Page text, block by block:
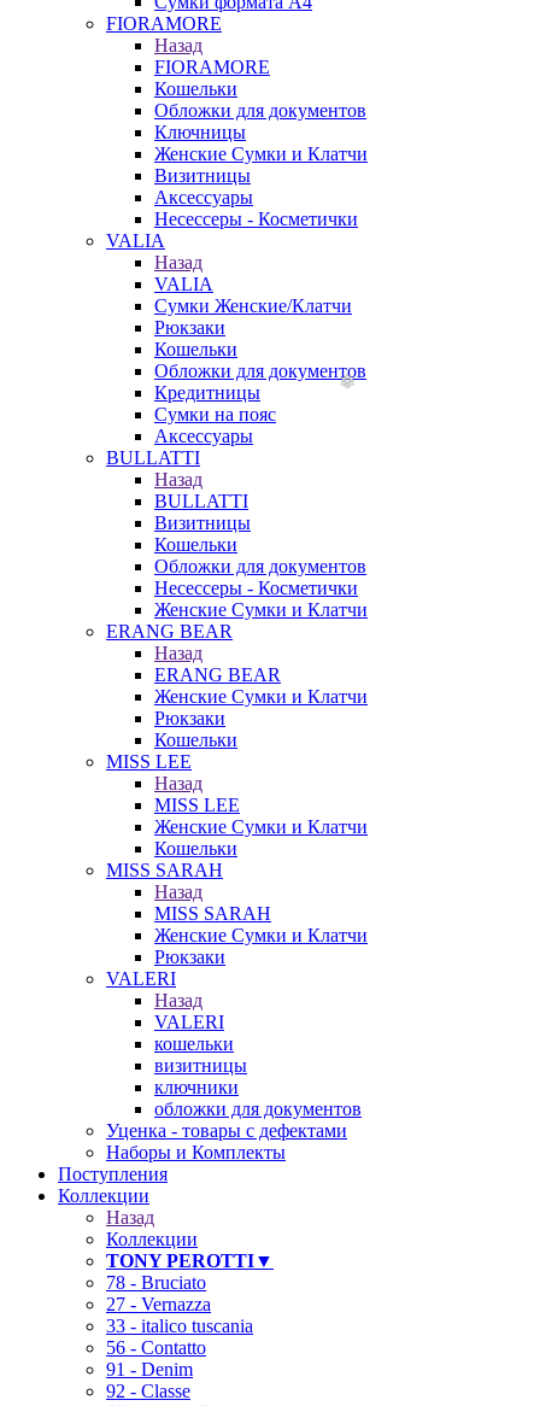
FIORAMORE
Назад
FIORAMORE
Кошельки
Обложки для документов
Ключницы
Женские Сумки и Клатчи
Визитницы
Аксессуары
Несессеры - Косметички
VALIA
Назад
VALIA
Сумки Женские/Клатчи
Рюкзаки
Кошельки
Обложки для документов
Кредитницы
Сумки на пояс
Аксессуары
BULLATTI
Назад
BULLATTI
Визитницы
Кошельки
Обложки для документов
Несессеры - Косметички
Женские Сумки и Клатчи
ERANG BEAR
Назад
ERANG BEAR
Женские Сумки и Клатчи
Рюкзаки
Кошельки
MISS LEE
Назад
MISS LEE
Женские Сумки и Клатчи
Кошельки
MISS SARAH
Назад
MISS SARAH
Женские Сумки и Клатчи
Рюкзаки
VALERI
Назад
VALERI
кошельки
визитницы
ключники
обложки для документов
Уценка - товары с дефектами
Наборы и Комплекты
Поступления
Коллекции
Назад
Коллекции
TONY PEROTTI▼
78 - Bruciato
27 - Vernazza
33 - italico tuscania
56 - Contatto
91 - Denim
92 - Classe